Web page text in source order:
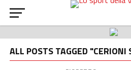
ALL POSTS TAGGED "CERIONI